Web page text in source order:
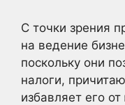
С точки зрения
на ведение
поскольку они
налоги,
избавляет его